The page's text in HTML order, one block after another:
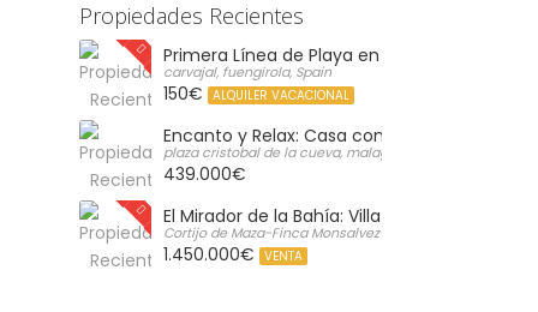
Propiedades Recientes
Primera Línea de Playa en Carvajal: Vistas al
carvajal, fuengirola, Spain
150€ ALQUILER VACACIONAL
Encanto y Relax: Casa con Gran Solárium
plaza cristobal de la cueva, malaga, Spain
439.000€
El Mirador de la Bahía: Villa de Lujo con
Cortijo de Maza-Finca Monsalvez-El Olivar,, Malaga, Spain
1.450.000€ VENTA